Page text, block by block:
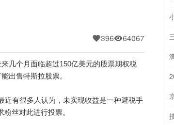
396 64067
几个月面临超过150亿美元的股票期权税
出售特斯拉股票。
有很多人认为，未实现收益是一种避税手
丝对此进行投票。